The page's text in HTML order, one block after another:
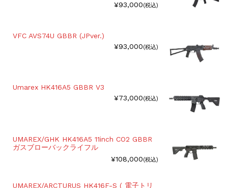
¥93,000(税込)
VFC AVS74U GBBR (JPver.)
¥93,000(税込)
Umarex HK416A5 GBBR V3
¥73,000(税込)
UMAREX/GHK HK416A5 11inch CO2 GBBR
ガスブローバックライフル
¥108,000(税込)
UMAREX/ARCTURUS HK416F-S ( 電子トリ